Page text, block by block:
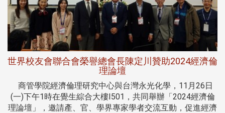
世界校友會聯合會榮譽總會長陳定川贊助2024經濟倫
理論壇
商管學院經濟倫理研究中心與台灣永光化學，11月26日
(一)下午1時在覺生綜合大樓I501，共同舉辦「2024經濟倫
理論壇」，邀請產、官、學界專家學者交流互動，促進經濟